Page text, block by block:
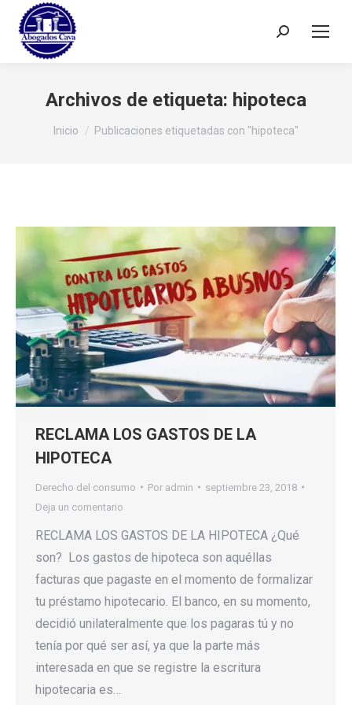
Buscar:
Archivos de etiqueta: hipoteca
Estás aquí:
Inicio Publicaciones etiquetadas con "hipoteca"
RECLAMA LOS GASTOS DE LA
HIPOTECA
Derecho del consumo Por admin
septiembre 23, 2018
Deja un comentario
RECLAMA LOS GASTOS DE LA HIPOTECA ¿Qué
son? Los gastos de hipoteca son aquéllas
facturas que pagaste en el momento de formalizar
tu préstamo hipotecario. El banco, en su momento,
decidió unilateralmente que los pagaras tú y no
tenía por qué ser así, ya que la parte más
interesada en que se registre la escritura
hipotecaria es…